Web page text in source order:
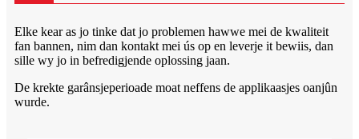
Elke kear as jo tinke dat jo problemen hawwe mei de kwaliteit
fan bannen, nim dan kontakt mei ús op en leverje it bewiis, dan
sille wy jo in befredigjende oplossing jaan.
De krekte garânsjeperioade moat neffens de applikaasjes oanjûn
wurde.